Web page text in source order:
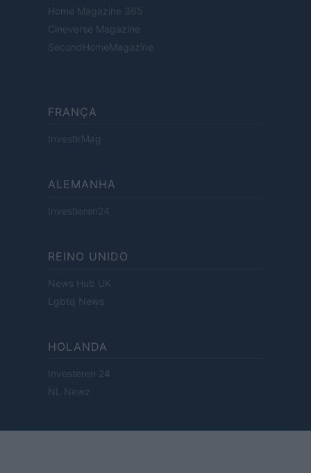
Home Magazine 365
Cineverse Magazine
SecondHomeMagazine
FRANÇA
InvestirMag
ALEMANHA
Investieren24
REINO UNIDO
News Hub UK
Lgbtq News
HOLANDA
Investeren 24
NL Newz